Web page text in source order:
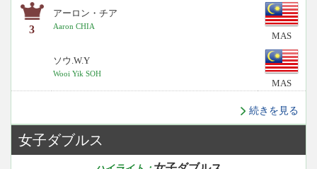
3
アーロン・チア
Aaron CHIA
MAS
ソウ.W.Y
Wooi Yik SOH
MAS
続きを見る
女子ダブルス